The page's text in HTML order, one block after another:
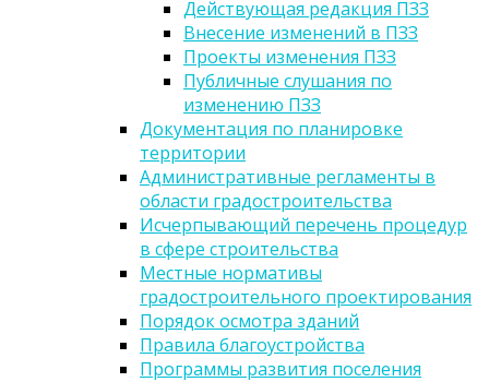
Действующая редакция ПЗЗ
Внесение изменений в ПЗЗ
Проекты изменения ПЗЗ
Публичные слушания по
изменению ПЗЗ
Документация по планировке
территории
Административные регламенты в
области градостроительства
Исчерпывающий перечень процедур
в сфере строительства
Местные нормативы
градостроительного проектирования
Порядок осмотра зданий
Правила благоустройства
Программы развития поселения